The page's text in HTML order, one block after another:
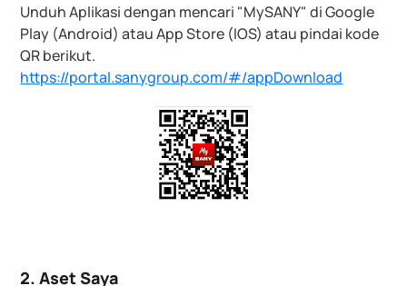
Unduh Aplikasi dengan mencari "MySANY" di Google
Play (Android) atau App Store (IOS) atau pindai kode
QR berikut.
https://portal.sanygroup.com/#/appDownload
2. Aset Saya